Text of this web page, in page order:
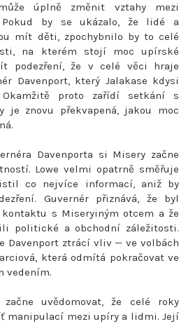
úplně změnit vztahy mezi
by se ukázalo, že lidé a
mít děti, zpochybnilo by to celé
na kterém stojí moc upírské
podezření, že v celé věci hraje
Davenport, který Jalakase kdysi
proto zařídí setkání s
je znovu překvapená, jakou moc
Davenporta si Misery začne
Lowe velmi opatrně směřuje
co nejvíce informací, aniž by
Guvernér přiznává, že byl
s Miseryiným otcem a že
politické a obchodní záležitosti.
Davenport ztrácí vliv — ve volbách
která odmítá pokračovat ve
vedením.
uvědomovat, že celé roky
manipulací mezi upíry a lidmi. Její